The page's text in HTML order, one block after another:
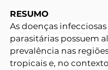
RESUMO
As doenças infecciosas
parasitárias possuem
prevalência nas
tropicais e, no contexto